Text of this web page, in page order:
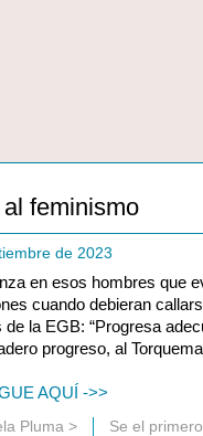
feminismo
de 2023
en esos hombres que
cuando debieran
de la EGB: “Progresa
progreso, al
AQUÍ ->>
Pluma > Se el